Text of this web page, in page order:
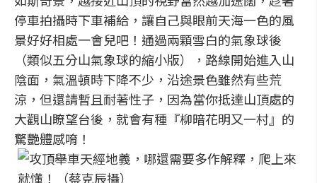
停車拍攝時下車補給，讓自己與眼前天海一色的風
景好好相處一會兒吧！通過兩顆雪白的氣象球後
（類似五分山氣象球的縮小版），路線開始進入山
陰面，氣溫頓時下降不少，沿途景色雖然有些荒
涼，但還請暫且耐著性子，因為當你抵達山頂處的
大觀山瞭望台後，就會有種『柳暗花明又一村』的
驚艷體感唷！